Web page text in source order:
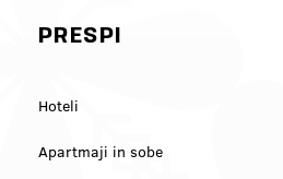
PRESPI
Hoteli
Apartmaji in sobe